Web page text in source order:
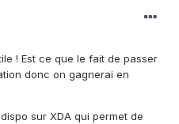
! Est ce que le fait de passer
donc on gagnerai en
sur XDA qui permet de